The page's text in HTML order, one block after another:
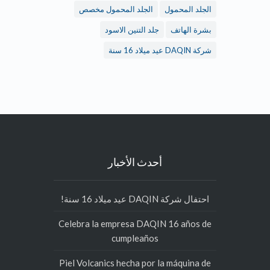
الجلد المحمول الجلد المحمول مخصص
بشرة الهاتف جلد التنين الاسود
أحدث الأخبار
احتفال شركة DAQIN عيد ميلاد 16 سنة!
Celebra la empresa DAQIN 16 años de
cumpleaños
Piel Volcanics hecha por la máquina de